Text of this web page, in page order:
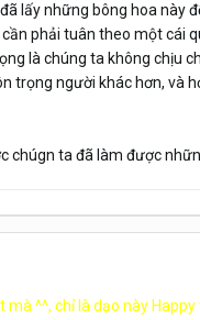
lấy những bông hoa này
phải tuân theo một cái
là chúng ta không chịu
trọng người khác hơn, và
ta đã làm được
^^, chỉ là dạo này